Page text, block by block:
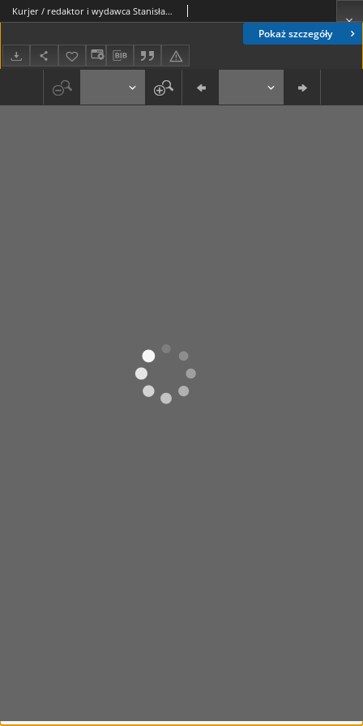
Pokaż szczegóły
Kurjer / redaktor i wydawca Stanisław Korczak. - R. 3, nr 243 (23 październnika 1908)